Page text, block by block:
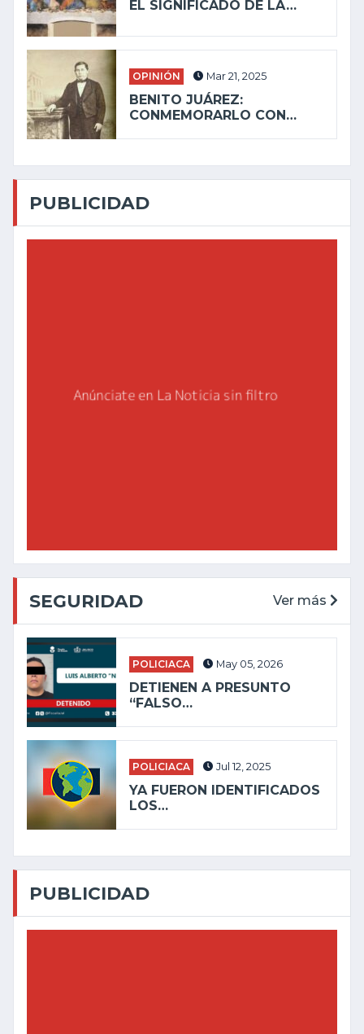
EL SIGNIFICADO DE LA…
OPINIÓN Mar 21, 2025
BENITO JUÁREZ:
CONMEMORARLO CON…
PUBLICIDAD
SEGURIDAD Ver más
POLICIACA May 05, 2026
DETIENEN A PRESUNTO
“FALSO…
POLICIACA Jul 12, 2025
YA FUERON IDENTIFICADOS
LOS…
PUBLICIDAD